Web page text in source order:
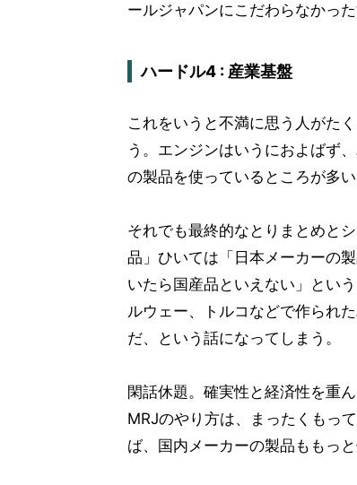
ールジャパンにこだわらなかった
ハードル4 : 産業基盤
これをいうと不満に思う人がた
う。エンジンはいうにおよばず
の製品を使っているところが多い
それでも最終的なとりまとめと
品」ひいては「日本メーカーの
いたら国産品といえない」とい
ルウェー、トルコなどで作られ
だ、という話になってしまう。
閑話休題。確実性と経済性を重
MRJのやり方は、まったくもっ
ば、国内メーカーの製品ももっ